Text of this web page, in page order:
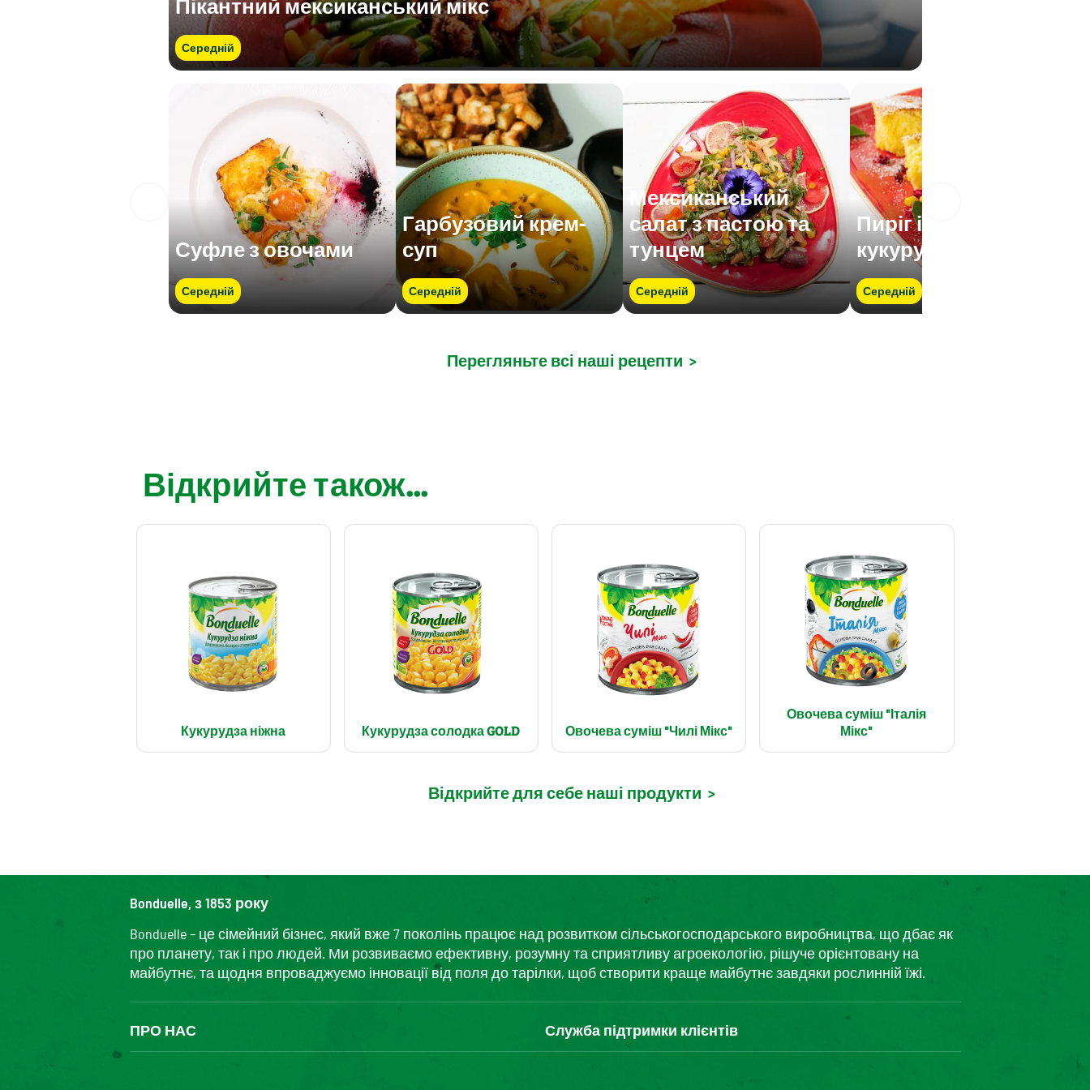
Пікантний мексиканський мікс
Середній
Суфле з овочами
Середній
Гарбузовий крем-
суп
Середній
Мексиканський
салат з пастою та
тунцем
Середній
Пиріг із солодкою
кукурудзою
Середній
Перегляньте всі наші рецепти >
Відкрийте також...
Кукурудза ніжна Кукурудза солодка GOLD Овочева суміш "Чилі Мікс"
Овочева суміш "Італія
Мікс"
Відкрийте для себе наші продукти >
Bonduelle, з 1853 року
Bonduelle – це сімейний бізнес, який вже 7 поколінь працює над розвитком сільськогосподарського виробництва, що дбає як
про планету, так і про людей. Ми розвиваємо ефективну, розумну та сприятливу агроекологію, рішуче орієнтовану на
майбутнє, та щодня впроваджуємо інновації від поля до тарілки, щоб створити краще майбутнє завдяки рослинній їжі.
ПРО НАС
Служба підтримки клієнтів